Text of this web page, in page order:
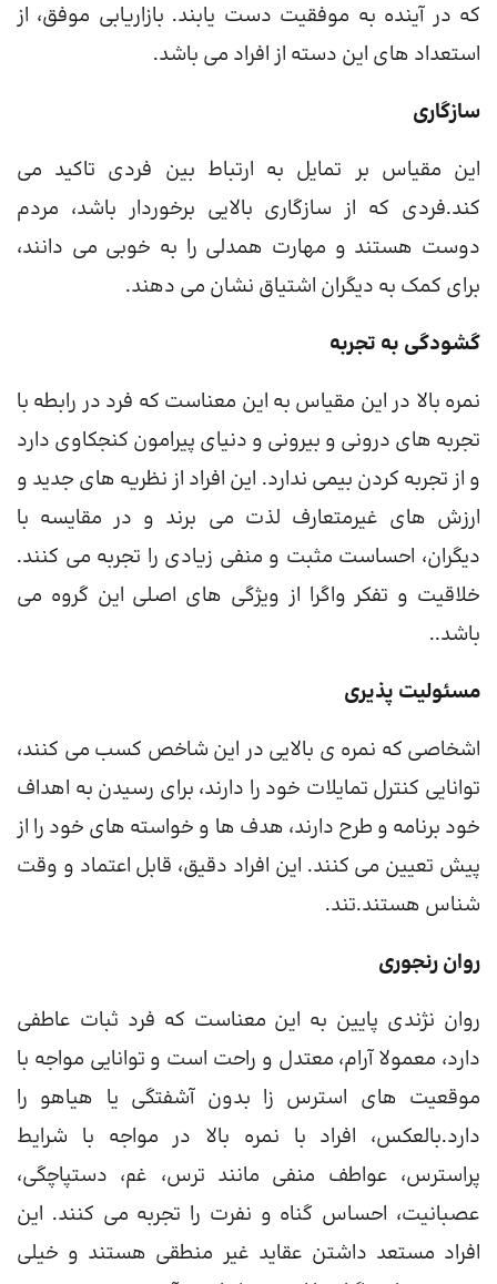
که در آینده به موفقیت دست یابند. بازاریابی موفق، از
استعداد های این دسته از افراد می باشد.
سازگاری
این مقیاس بر تمایل به ارتباط بین فردی تاکید می
کند.فردی که از سازگاری بالایی برخوردار باشد، مردم
دوست هستند و مهارت همدلی را به خوبی می دانند،
برای کمک به دیگران اشتیاق نشان می دهند.
گشودگی به تجربه
نمره بالا در این مقیاس به این معناست که فرد در رابطه با
تجربه های درونی و بیرونی و دنیای پیرامون کنجکاوی دارد
و از تجربه کردن بیمی ندارد. این افراد از نظریه های جدید و
ارزش های غیرمتعارف لذت می برند و در مقایسه با
دیگران، احساست مثبت و منفی زیادی را تجربه می کنند.
خلاقیت و تفکر واگرا از ویژگی های اصلی این گروه می
باشد..
مسئولیت پذیری
اشخاصی که نمره ی بالایی در این شاخص کسب می کنند،
توانایی کنترل تمایلات خود را دارند، برای رسیدن به اهداف
خود برنامه و طرح دارند، هدف ها و خواسته های خود را از
پیش تعیین می کنند. این افراد دقیق، قابل اعتماد و وقت
شناس هستند.تند.
روان رنجوری
روان نژندی پایین به این معناست که فرد ثبات عاطفی
دارد، معمولا آرام، معتدل و راحت است و توانایی مواجه با
موقعیت های استرس زا بدون آشفتگی یا هیاهو را
دارد.بالعکس، افراد با نمره بالا در مواجه با شرایط
پراسترس، عواطف منفی مانند ترس، غم، دستپاچگی،
عصبانیت، احساس گناه و نفرت را تجربه می کنند. این
افراد مستعد داشتن عقاید غیر منطقی هستند و خیلی